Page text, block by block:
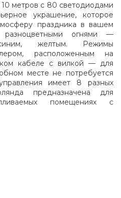
метров с 80 светодиодами
украшение, которое
праздника в вашем
огнями —
желтым. Режимы
расположенным на
кабеле с вилкой — для
месте не потребуется
имеет 8 разных
предназначена для
помещениях с